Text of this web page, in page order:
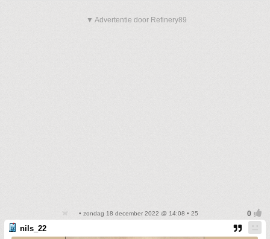
▼ Advertentie door Refinery89
• zondag 18 december 2022 @ 14:08 • 25
nils_22